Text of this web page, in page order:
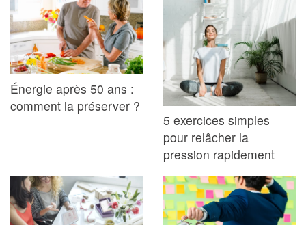
Énergie après 50 ans :
comment la préserver ?
5 exercices simples
pour relâcher la
pression rapidement